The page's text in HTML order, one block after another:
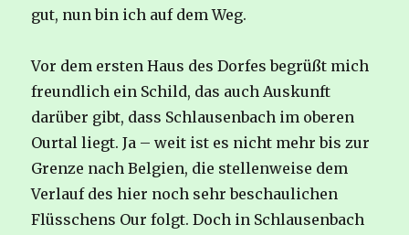
gut, nun bin ich auf dem Weg.
Vor dem ersten Haus des Dorfes begrüßt mich
freundlich ein Schild, das auch Auskunft
darüber gibt, dass Schlausenbach im oberen
Ourtal liegt. Ja – weit ist es nicht mehr bis zur
Grenze nach Belgien, die stellenweise dem
Verlauf des hier noch sehr beschaulichen
Flüsschens Our folgt. Doch in Schlausenbach